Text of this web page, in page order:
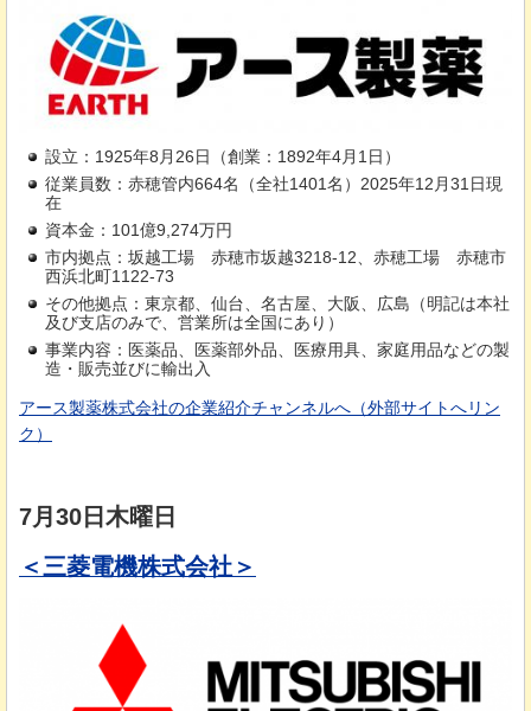
設立：1925年8月26日（創業：1892年4月1日）
従業員数：赤穂管内664名（全社1401名）2025年12月31日現
在
資本金：101億9,274万円
市内拠点：坂越工場
赤穂市坂越3218-12、赤穂工場 赤穂市
西浜北町1122-73
その他拠点：東京都、仙台、名古屋、大阪、広島（明記は本社
及び支店のみで、営業所は全国にあり）
事業内容：医薬品、医薬部外品、医療用具、家庭用品などの製
造・販売並びに輸出入
アース製薬株式会社の企業紹介チャンネルへ（外部サイトへリン
ク）
7月30日木曜日
＜三菱電機株式会社＞